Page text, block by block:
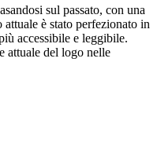
sul passato, con una
è stato perfezionato in
accessibile e leggibile.
attuale del logo nelle